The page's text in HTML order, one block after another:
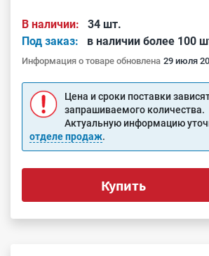
В наличии:
34 шт.
Под заказ:
в наличии более 100
Информация о товаре обновлена 29 июля
Цена и сроки поставки
запрашиваемого количества.
Актуальную информацию
отделе продаж.
Купить